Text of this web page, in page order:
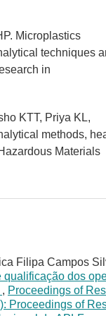
Microplastics
techniques
in
KTT, Priya KL,
methods,
Materials
Filipa Campos
dos
, Proceedings of
Proceedings of